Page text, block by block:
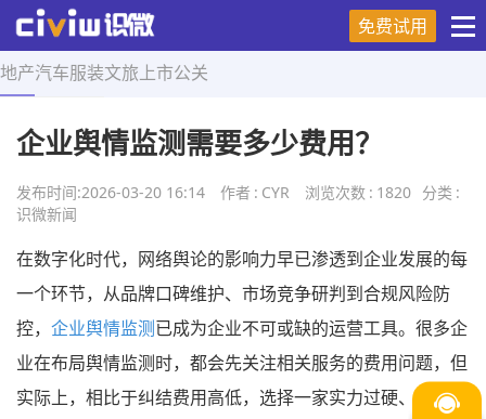
免费试用
地产汽车服装文旅 上市公关
首页 > 舆情研究 > 正文
企业舆情监测需要多少费用？
发布时间:2026-03-20 16:14 作者 : CYR 浏览次数 : 1820 分类 :
识微新闻
在数字化时代，网络舆论的影响力早已渗透到企业发展的每
一个环节，从品牌口碑维护、市场竞争研判到合规风险防
控， 企业舆情监测已成为企业不可或缺的运营工具。很多企
业在布局舆情监测时，都会先关注相关服务的费用问题，但
实际上，相比于纠结费用高低，选择一家实力过硬、适配自